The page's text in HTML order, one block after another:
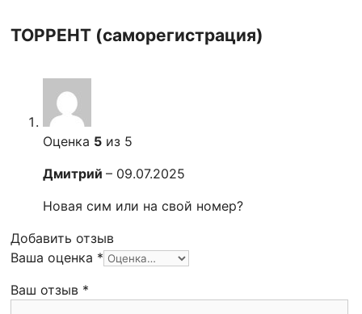
ТОРРЕНТ (саморегистрация)
Оценка 5 из 5
Дмитрий – 09.07.2025
Новая сим или на свой номер?
Добавить отзыв
Ваша оценка *
Ваш отзыв *